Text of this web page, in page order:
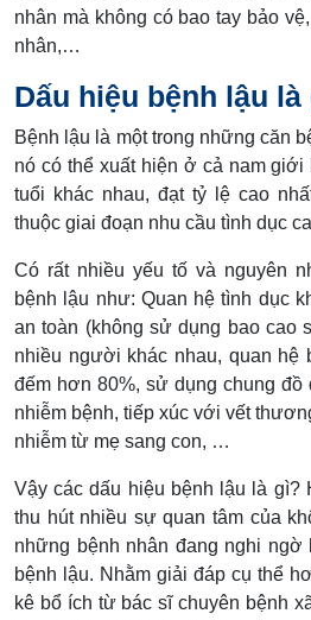
nhân mà không có bao tay bảo
nhân,…
Dấu hiệu bệnh lậu là
Bệnh lậu là một trong những căn
nó có thể xuất hiện ở cả nam
tuổi khác nhau, đạt tỷ lệ cao
thuộc giai đoạn nhu cầu tình dục
Có rất nhiều yếu tố và nguyên
bệnh lậu như: Quan hệ tình dục
an toàn (không sử dụng bao cao
nhiều người khác nhau, quan hệ
đếm hơn 80%, sử dụng chung
nhiễm bệnh, tiếp xúc với vết
nhiễm từ mẹ sang con, …
Vậy các dấu hiệu bệnh lậu là gì?
thu hút nhiều sự quan tâm của
những bệnh nhân đang nghi ngờ
bệnh lậu. Nhằm giải đáp cụ thể
kê bổ ích từ bác sĩ chuyên bệnh